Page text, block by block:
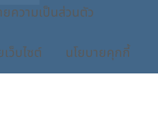
ยความเป็นส่วนตัว
ว็บไซต์ นโยบายคุกกี้